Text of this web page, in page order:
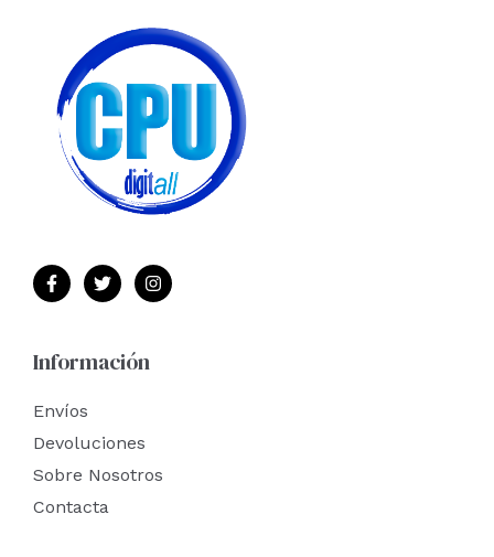
Información
Envíos
Devoluciones
Sobre Nosotros
Contacta